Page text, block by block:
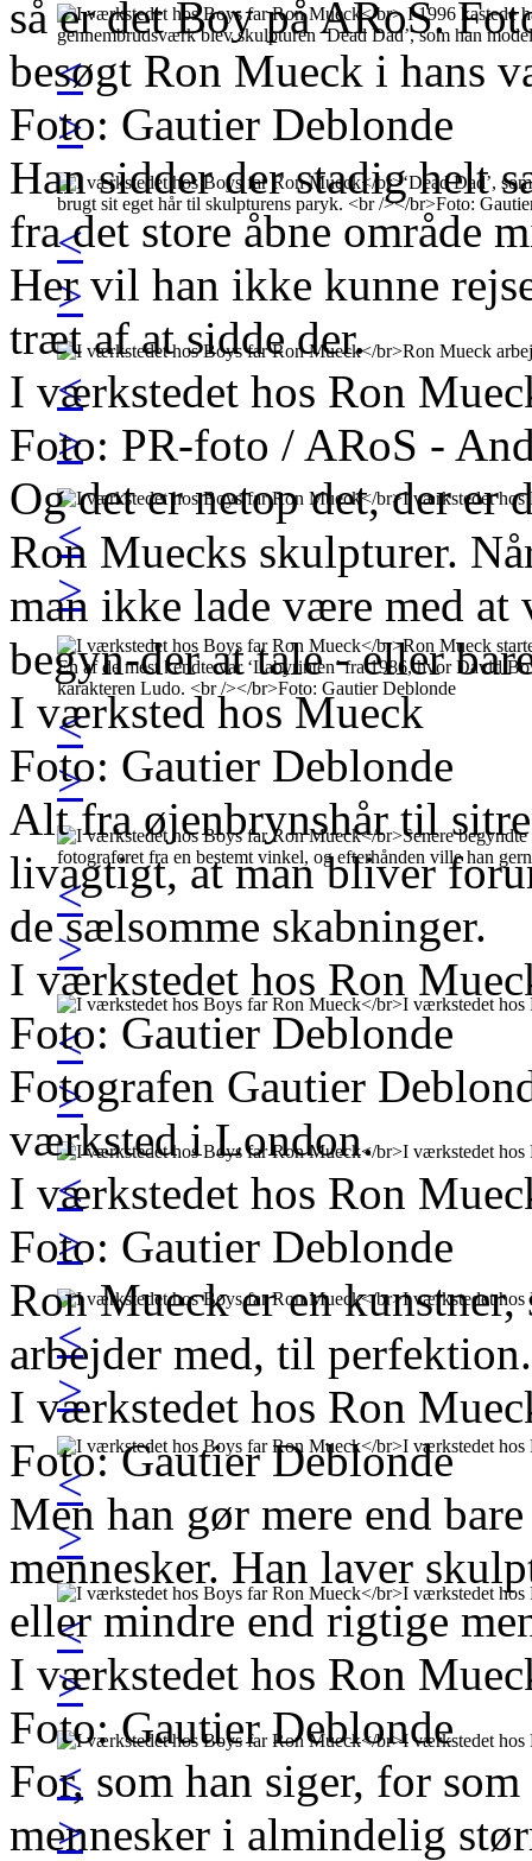
<
>
<
>
<
>
<
>
<
>
<
>
<
>
<
>
<
>
<
>
<
>
<
>
så er det Boy på ARoS.
besøgt Ron Mueck i hans
Foto: Gautier Deblonde
Han sidder der stadig helt
fra det store åbne område
Her vil han ikke kunne
træt af at sidde der.
I værkstedet hos Ron
Foto: PR-foto / ARoS -
Og det er netop det, der er
Ron Muecks skulpturer.
man ikke lade være med at
begyn-der at tale - eller
I værksted hos Mueck
Foto: Gautier Deblonde
Alt fra øjenbrynshår til
livagtigt, at man bliver
de sælsomme skabninger.
I værkstedet hos Ron
Foto: Gautier Deblonde
Fotografen Gautier
værksted i London.
I værkstedet hos Ron
Foto: Gautier Deblonde
Ron Mueck er en kunstner,
arbejder med, til perfektion.
I værkstedet hos Ron
Foto: Gautier Deblonde
Men han gør mere end
mennesker. Han laver
eller mindre end rigtige
I værkstedet hos Ron
Foto: Gautier Deblonde
For, som han siger, for
mennesker i almindelig